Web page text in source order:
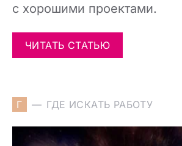
с хорошими проектами.
ЧИТАТЬ СТАТЬЮ
Г ГДЕ ИСКАТЬ РАБОТУ